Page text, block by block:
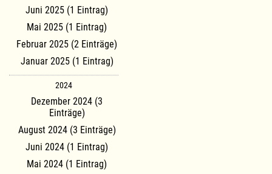
Juni 2025 (1 Eintrag)
Mai 2025 (1 Eintrag)
Februar 2025 (2 Einträge)
Januar 2025 (1 Eintrag)
2024
Dezember 2024 (3
Einträge)
August 2024 (3 Einträge)
Juni 2024 (1 Eintrag)
Mai 2024 (1 Eintrag)